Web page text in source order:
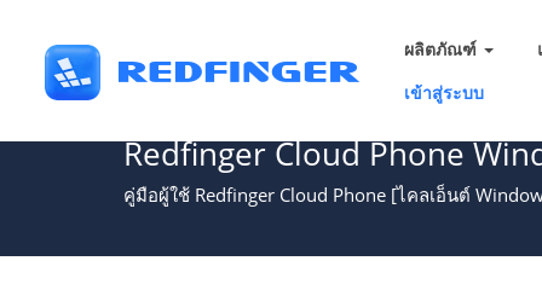
ผลิตภัณฑ์
เข้าสู่ระบบ
Redfinger Cloud Phone
คู่มือผู้ใช้ Redfinger Cloud Phone [ไคลเอ็นต์